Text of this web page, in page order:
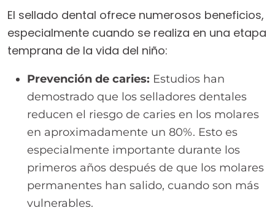
El sellado dental ofrece numerosos beneficios,
especialmente cuando se realiza en una etapa
temprana de la vida del niño:
Prevención de caries: Estudios han
demostrado que los selladores dentales
reducen el riesgo de caries en los molares
en aproximadamente un 80%. Esto es
especialmente importante durante los
primeros años después de que los molares
permanentes han salido, cuando son más
vulnerables.